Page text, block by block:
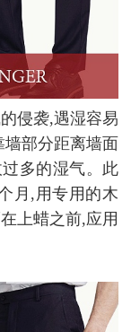
侵袭,遇湿容易
部分距离墙面
多的湿气。此
月,用专用的木
上蜡之前,应用